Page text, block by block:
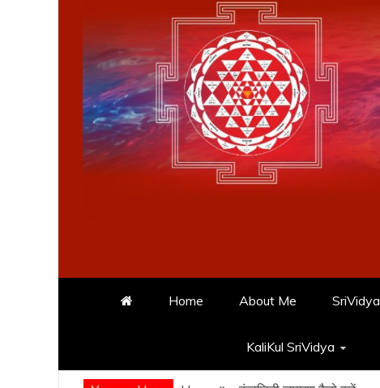
Home About Me SriVidya
KaliKul SriVidya